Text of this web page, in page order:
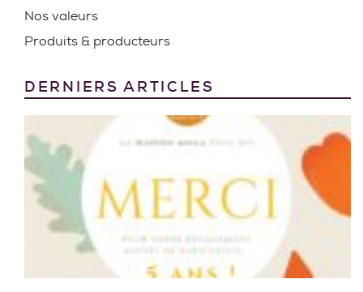
Nos valeurs
Produits & producteurs
DERNIERS ARTICLES